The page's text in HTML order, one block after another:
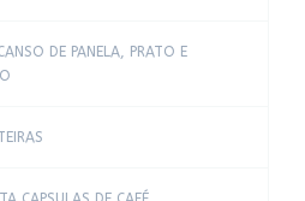
DE PANELA, PRATO E